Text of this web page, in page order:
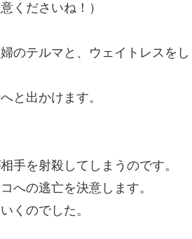
くださいね！）
のテルマと、ウェイトレスをし
と出かけます。
手を射殺してしまうのです。
への逃亡を決意します。
くのでした。